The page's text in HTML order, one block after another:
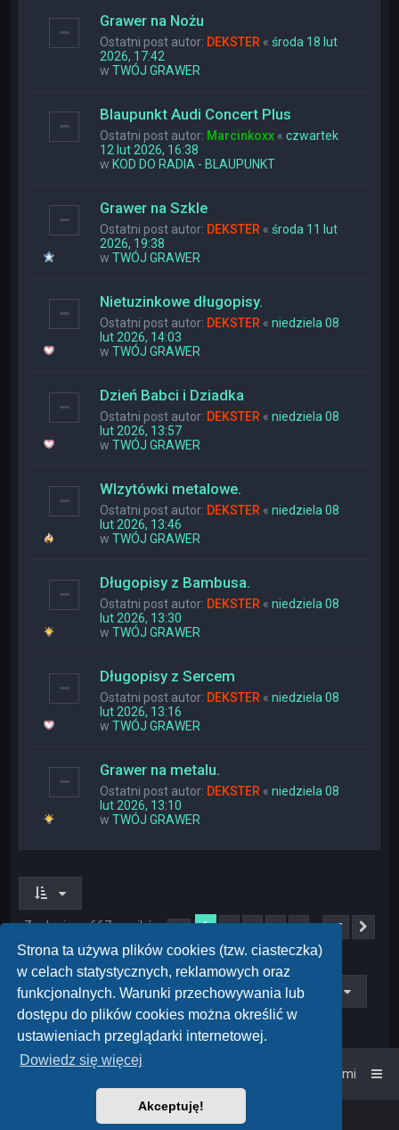
Strona ta używa plików cookies (tzw. ciasteczka)
w celach statystycznych, reklamowych oraz
funkcjonalnych. Warunki przechowywania lub
dostępu do plików cookies można określić w
ustawieniach przeglądarki internetowej.
Dowiedz się więcej
Akceptuję!
Grawer na Nożu
Ostatni post autor: DEKSTER «środa 18 lut
2026, 17:42
wTWÓJ GRAWER
Blaupunkt Audi Concert Plus
Ostatni post autor: Marcinkoxx «czwartek
12 lut 2026, 16:38
w KOD DO RADIA - BLAUPUNKT
Grawer na Szkle
Ostatni post autor: DEKSTER «środa 11 lut
2026, 19:38
wTWÓJ GRAWER
Nietuzinkowe długopisy.
Ostatni post autor: DEKSTER «niedziela 08
lut 2026, 14:03
wTWÓJ GRAWER
Dzień Babci i Dziadka
Ostatni post autor: DEKSTER «niedziela 08
lut 2026, 13:57
wTWÓJ GRAWER
WIzytówki metalowe.
Ostatni post autor: DEKSTER «niedziela 08
lut 2026, 13:46
wTWÓJ GRAWER
Długopisy z Bambusa.
Ostatni post autor: DEKSTER «niedziela 08
lut 2026, 13:30
wTWÓJ GRAWER
Długopisy z Sercem
Ostatni post autor: DEKSTER «niedziela 08
lut 2026, 13:16
wTWÓJ GRAWER
Grawer na metalu.
Ostatni post autor: DEKSTER «niedziela 08
lut 2026, 13:10
wTWÓJ GRAWER
Znaleziono 667 wyników 1 2 3 4 5 … 27
Przejdź do
Kontakt z nami
phpBB
PlanetStyles